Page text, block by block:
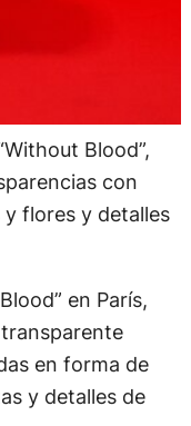
Blood”,
con
flores y detalles
en París,
en forma de
y detalles de